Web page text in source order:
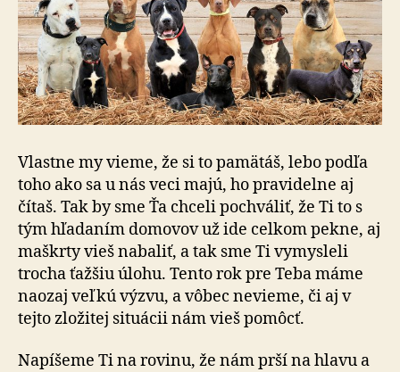
Vlastne my vieme, že si to pamätáš, lebo podľa
toho ako sa u nás veci majú, ho pravidelne aj
čítaš. Tak by sme Ťa chceli pochváliť, že Ti to s
tým hľadaním domovov už ide celkom pekne, aj
maškrty vieš nabaliť, a tak sme Ti vymysleli
trocha ťažšiu úlohu. Tento rok pre Teba máme
naozaj veľkú výzvu, a vôbec nevieme, či aj v
tejto zložitej situácii nám vieš pomôcť.
Napíšeme Ti na rovinu, že nám prší na hlavu a